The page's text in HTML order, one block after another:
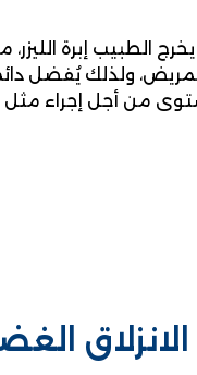
الطبيب إبرة
ولذلك يُفضل دائمًا
من أجل إجراء